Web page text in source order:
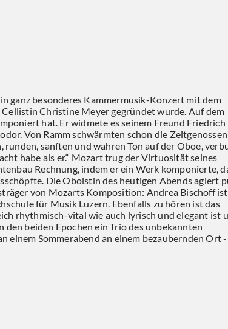
ganz besonderes Kammermusik-Konzert mit dem
Cellistin Christine Meyer gegründet wurde. Auf dem
hat. Er widmete es seinem Freund Friedrich
Von Ramm schwärmten schon die
sanften und wahren Ton auf der Oboe,
habe als er.“ Mozart trug der Virtuosität seines
Rechnung, indem er ein Werk komponierte,
Die Oboistin des heutigen Abends agiert
von Mozarts Komposition: Andrea Bischoff
für Musik Luzern. Ebenfalls zu hören ist das
rhythmisch-vital wie auch lyrisch und elegant ist
beiden Epochen ein Trio des unbekannten
einem Sommerabend an einem bezaubernden Ort